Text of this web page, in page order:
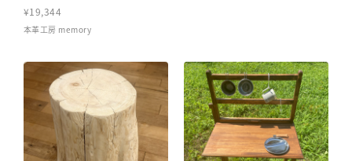
革 筒型 マグネット付き
卒業祝い レディース
¥19,344
本革工房 memory